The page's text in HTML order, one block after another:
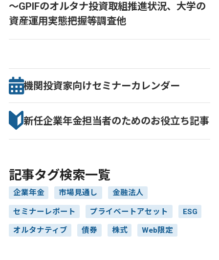
～GPIFのオルタナ投資取組推進状況、大学の
資産運用実態把握等調査他
機関投資家向けセミナーカレンダー
新任企業年金担当者のためのお役立ち記事
記事タグ検索一覧
企業年金 市場見通し 金融法人
セミナーレポート プライベートアセット ESG
オルタナティブ 債券 株式 Web限定